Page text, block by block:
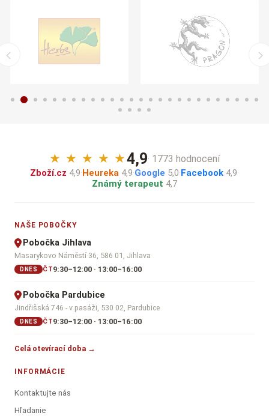
★ ★ ★ ★ ★4,9· 1773 hodnocení
Zboží.cz 4,9·Heureka 4,9·Google 5,0·Facebook 4,9·
Známý terapeut 4,7
NAŠE POBOČKY
Pobočka Jihlava
Masarykovo Náměstí 36, 586 01, Jihlava
DNES ČT9:30–12:00 · 13:00–16:00
Pobočka Pardubice
Jindřišská 746 - v pasáži, 530 02, Pardubice
DNES ČT9:30–12:00 · 13:00–16:00
Celá otevírací doba →
INFORMÁCIE
Kontaktujte nás
Hľadanie